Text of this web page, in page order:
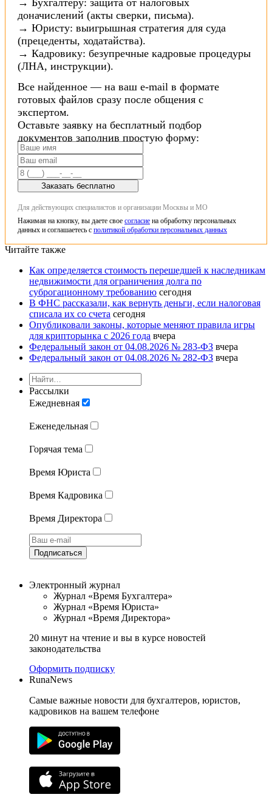
доначислений (акты сверки, письма).
→ Юристу: выигрышная стратегия для суда
(прецеденты, ходатайства).
→ Кадровику: безупречные кадровые процедуры
(ЛНА, инструкции).
Все найденное — на ваш e-mail в формате
готовых файлов сразу после общения с
экспертом.
Оставьте заявку на бесплатный подбор
документов заполнив простую форму:
Заказать бесплатно
Для действующих специалистов и организации Москвы и МО
Нажимая на кнопку, вы даете свое согласие на обработку персональных
данных и соглашаетесь с политикой обработки персональных данных
Читайте также
Как определяется стоимость перешедшей к наследникам
недвижимости для ограничения долга по
суброгационному требованию сегодня
В ФНС рассказали, как вернуть деньги, если налоговая
списала их со счета сегодня
Опубликовали законы, которые меняют правила игры
для крипторынка с 2026 года вчера
Федеральный закон от 04.08.2026 № 283-ФЗ вчера
Федеральный закон от 04.08.2026 № 282-ФЗ вчера
Рассылки
Ежедневная
Еженедельная
Горячая тема
Время Юриста
Время Кадровика
Время Директора
Подписаться
Электронный журнал
Журнал «Время Бухгалтера»
Журнал «Время Юриста»
Журнал «Время Директора»
20 минут на чтение и вы в курсе новостей
законодательства
Оформить подписку
RunaNews
Самые важные новости для бухгалтеров, юристов,
кадровиков на вашем телефоне